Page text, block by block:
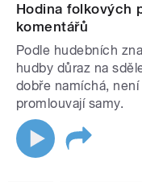
Hodina folkových
komentářů
Podle hudebních
hudby důraz na
dobře namíchá,
promlouvají samy.